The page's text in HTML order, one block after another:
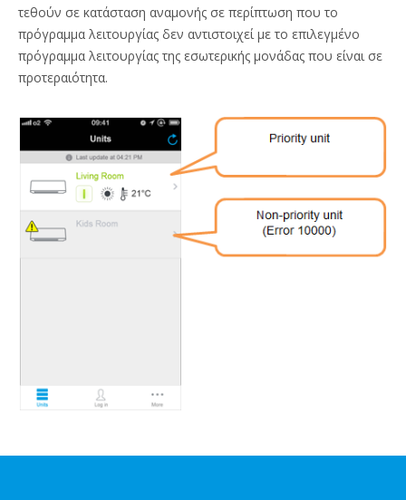
τεθούν σε κατάσταση αναμονής σε περίπτωση που το
πρόγραμμα λειτουργίας δεν αντιστοιχεί με το επιλεγμένο
πρόγραμμα λειτουργίας της εσωτερικής μονάδας που είναι σε
προτεραιότητα.